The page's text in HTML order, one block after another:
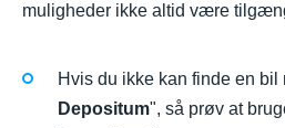
muligheder ikke altid være
Hvis du ikke kan finde en bil
Depositum", så prøv at